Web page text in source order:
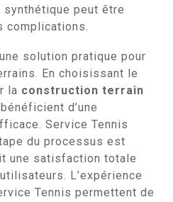
peut être
complications.
solution pratique pour
En choisissant le
la construction terrain
d’une
Service Tennis
du processus est
une satisfaction totale
L’expérience
Tennis permettent de